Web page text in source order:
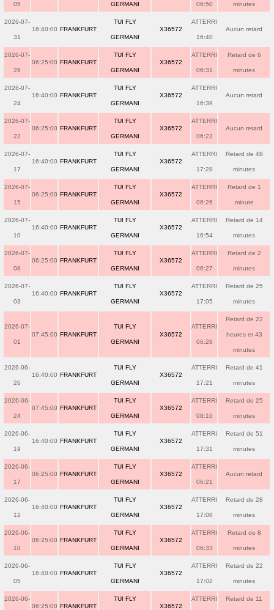
05 GERMANI 06:50 minutes
2026-07-
31
16:40:00 FRANKFURT
TUI FLY
GERMANI
X36572
ATTERRI
16:40
Aucun retard
2026-07-
29
06:25:00 FRANKFURT
TUI FLY
GERMANI
X36572
ATTERRI
06:31
Retard de 6
minutes
2026-07-
24
16:40:00 FRANKFURT
TUI FLY
GERMANI
X36572
ATTERRI
16:39
Aucun retard
2026-07-
22
06:25:00 FRANKFURT
TUI FLY
GERMANI
X36572
ATTERRI
06:22
Aucun retard
2026-07-
17
16:40:00 FRANKFURT
TUI FLY
GERMANI
X36572
ATTERRI
17:28
Retard de 48
minutes
2026-07-
15
06:25:00 FRANKFURT
TUI FLY
GERMANI
X36572
ATTERRI
06:26
Retard de 1
minute
2026-07-
10
16:40:00 FRANKFURT
TUI FLY
GERMANI
X36572
ATTERRI
16:54
Retard de 14
minutes
2026-07-
08
06:25:00 FRANKFURT
TUI FLY
GERMANI
X36572
ATTERRI
06:27
Retard de 2
minutes
2026-07-
03
16:40:00 FRANKFURT
TUI FLY
GERMANI
X36572
ATTERRI
17:05
Retard de 25
minutes
2026-07-
01
07:45:00 FRANKFURT
TUI FLY
GERMANI
X36572
ATTERRI
06:28
Retard de 22
heures et 43
minutes
2026-06-
26
16:40:00 FRANKFURT
TUI FLY
GERMANI
X36572
ATTERRI
17:21
Retard de 41
minutes
2026-06-
24
07:45:00 FRANKFURT
TUI FLY
GERMANI
X36572
ATTERRI
08:10
Retard de 25
minutes
2026-06-
19
16:40:00 FRANKFURT
TUI FLY
GERMANI
X36572
ATTERRI
17:31
Retard de 51
minutes
2026-06-
17
06:25:00 FRANKFURT
TUI FLY
GERMANI
X36572
ATTERRI
06:21
Aucun retard
2026-06-
12
16:40:00 FRANKFURT
TUI FLY
GERMANI
X36572
ATTERRI
17:08
Retard de 28
minutes
2026-06-
10
06:25:00 FRANKFURT
TUI FLY
GERMANI
X36572
ATTERRI
06:33
Retard de 8
minutes
2026-06-
05
16:40:00 FRANKFURT
TUI FLY
GERMANI
X36572
ATTERRI
17:02
Retard de 22
minutes
2026-06-
06:25:00 FRANKFURT
TUI FLY
X36572
ATTERRI Retard de 11